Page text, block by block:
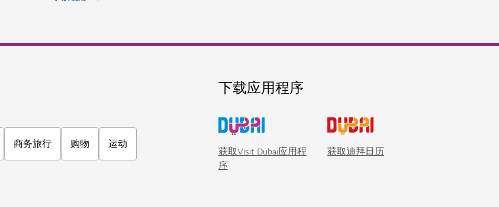
商务旅行 购物 运动
下载应用程序
获取Visit Dubai应用程
序
获取迪拜日历